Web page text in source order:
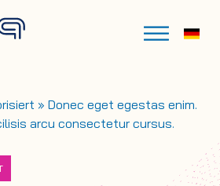
» Donec eget egestas enim.
arcu consectetur cursus.